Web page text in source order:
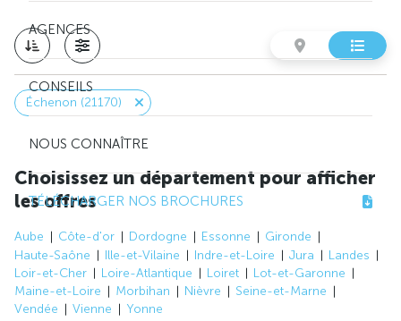
AGENCES
CONSEILS
NOUS CONNAÎTRE
TÉLÉCHARGER NOS BROCHURES
Échenon (21170)
Choisissez un département pour afficher
les offres
Aube Côte-d'or Dordogne Essonne
Gironde
Haute-Saône
Ille-et-Vilaine Indre-et-Loire Jura
Landes
Loir-et-Cher
Loire-Atlantique Loiret
Lot-et-Garonne
Maine-et-Loire
Morbihan Nièvre
Seine-et-Marne
Vendée
Vienne Yonne